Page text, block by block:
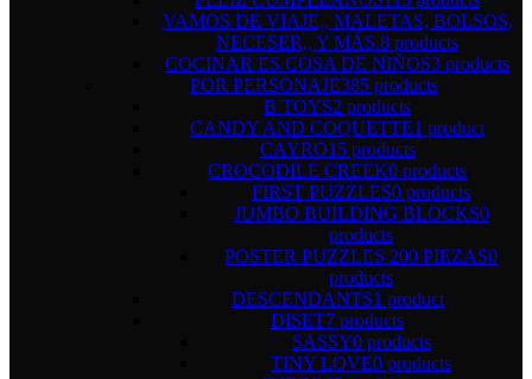
VAMOS DE VIAJE,, MALETAS, BOLSOS,
NECESER,, Y MÁS.8 products
COCINAR ES COSA DE NIÑOS3 products
POR PERSONAJE385 products
B TOYS2 products
CANDY AND COQUETTE1 product
CAYRO15 products
CROCODILE CREEK0 products
FIRST PUZZLES0 products
JUMBO BUILDING BLOCKS0
products
POSTER PUZZLES 200 PIEZAS0
products
DESCENDANTS1 product
DISET7 products
SASSY0 products
TINY LOVE0 products